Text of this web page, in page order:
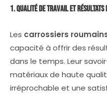
1. Qualité de Travail et Résultats
Les carrossiers
capacité à offrir des
dans le temps. Leur
matériaux de haute
irréprochable et une